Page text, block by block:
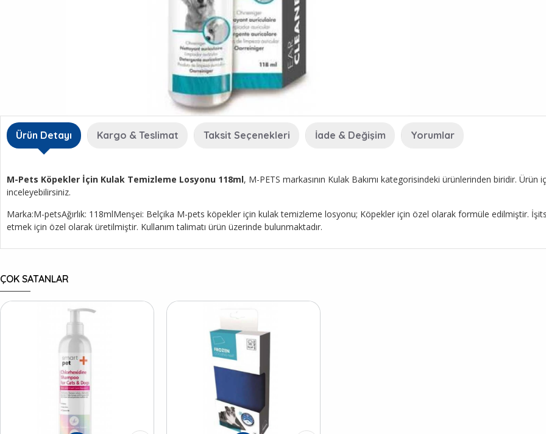
Ürün Detayı Kargo & Teslimat Taksit Seçenekleri İade & Değişim Yorumlar
M-Pets Köpekler İçin Kulak Temizleme Losyonu 118ml, M-PETS markasının Kulak Bakımı kategorisindeki ürünlerinden biridir.
inceleyebilirsiniz.
Marka:M-petsAğırlık: 118mlMenşei: Belçika M-pets köpekler için kulak temizleme losyonu; Köpekler için özel olarak formüle edilmiştir.
etmek için özel olarak üretilmiştir. Kullanım talimatı ürün üzerinde bulunmaktadır.
ÇOK SATANLAR